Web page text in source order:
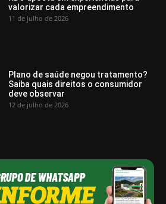
valorizar cada empreendimento
11 de julho de 2026
Plano de saúde negou tratamento?
Saiba quais direitos o consumidor
deve observar
12 de julho de 2026